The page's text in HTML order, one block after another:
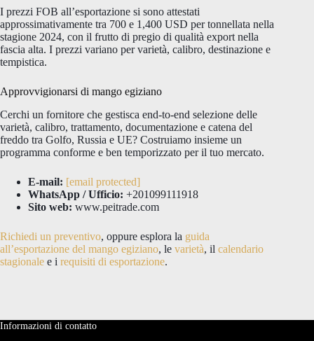
I prezzi FOB all’esportazione si sono attestati
approssimativamente tra 700 e 1,400 USD per tonnellata nella
stagione 2024, con il frutto di pregio di qualità export nella
fascia alta. I prezzi variano per varietà, calibro, destinazione e
tempistica.
Approvvigionarsi di mango egiziano
Cerchi un fornitore che gestisca end-to-end selezione delle
varietà, calibro, trattamento, documentazione e catena del
freddo tra Golfo, Russia e UE? Costruiamo insieme un
programma conforme e ben temporizzato per il tuo mercato.
E-mail: [email protected]
WhatsApp / Ufficio: +201099111918
Sito web: www.peitrade.com
Richiedi un preventivo, oppure esplora la guida
all’esportazione del mango egiziano, le varietà, il calendario
stagionale e i requisiti di esportazione.
Informazioni di contatto